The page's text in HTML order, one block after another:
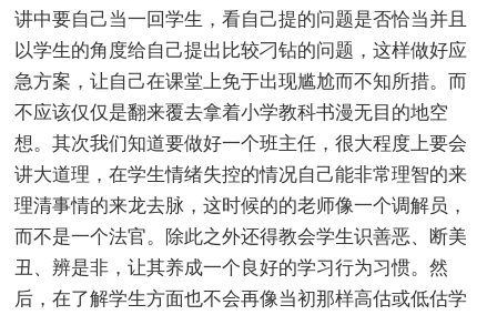
讲中要自己当一回学生，看自己提的问题是否恰当并且
以学生的角度给自己提出比较刁钻的问题，这样做好应
急方案，让自己在课堂上免于出现尴尬而不知所措。而
不应该仅仅是翻来覆去拿着小学教科书漫无目的地空
想。其次我们知道要做好一个班主任，很大程度上要会
讲大道理，在学生情绪失控的情况自己能非常理智的来
理清事情的来龙去脉，这时候的的老师像一个调解员，
而不是一个法官。除此之外还得教会学生识善恶、断美
丑、辨是非，让其养成一个良好的学习行为习惯。然
后，在了解学生方面也不会再像当初那样高估或低估学